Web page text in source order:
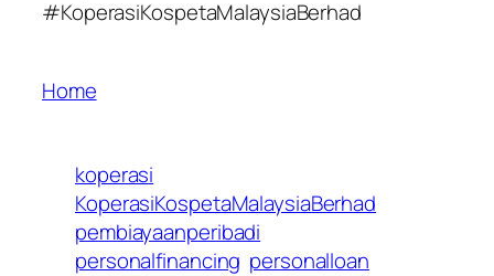
#KoperasiKospetaMalaysiaBerhad
Home
koperasi
KoperasiKospetaMalaysiaBerhad
pembiayaanperibadi
personalfinancing personalloan